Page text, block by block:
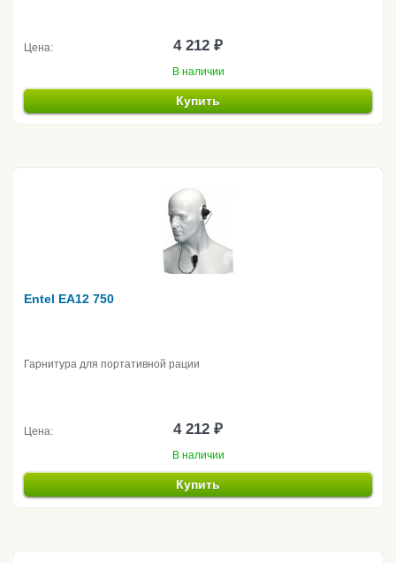
Цена: 4 212 ₽
В наличии
Купить
Entel EA12 750
Гарнитура для портативной рации
Цена: 4 212 ₽
В наличии
Купить